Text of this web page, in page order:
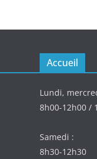
Accueil
Lundi,
8h00-12h00 /
Samedi :
8h30-12h30